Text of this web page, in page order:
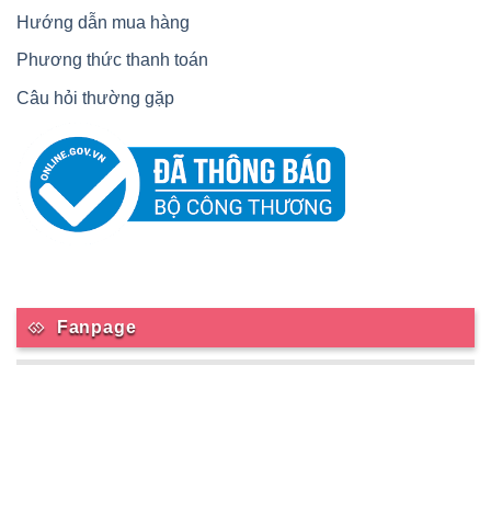
Hướng dẫn mua hàng
Phương thức thanh toán
Câu hỏi thường gặp
Fanpage